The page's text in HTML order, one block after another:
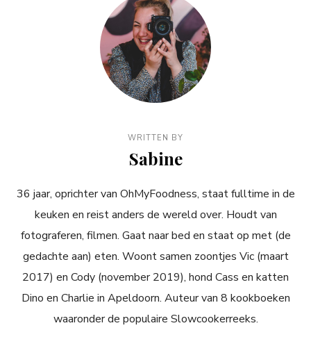
WRITTEN BY
Sabine
36 jaar, oprichter van OhMyFoodness, staat fulltime in de
keuken en reist anders de wereld over. Houdt van
fotograferen, filmen. Gaat naar bed en staat op met (de
gedachte aan) eten. Woont samen zoontjes Vic (maart
2017) en Cody (november 2019), hond Cass en katten
Dino en Charlie in Apeldoorn. Auteur van 8 kookboeken
waaronder de populaire Slowcookerreeks.